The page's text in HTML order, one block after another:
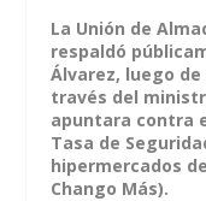
La Unión de
respaldó
Álvarez, luego
través del
apuntara contra
Tasa de
hipermercados
Chango Más).